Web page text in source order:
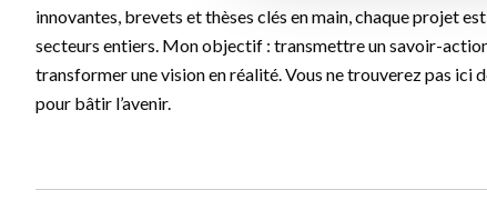
innovantes, brevets et thèses clés en main, chaque projet
secteurs entiers. Mon objectif : transmettre un savoir-
transformer une vision en réalité. Vous ne trouverez pas ici
pour bâtir l’avenir.